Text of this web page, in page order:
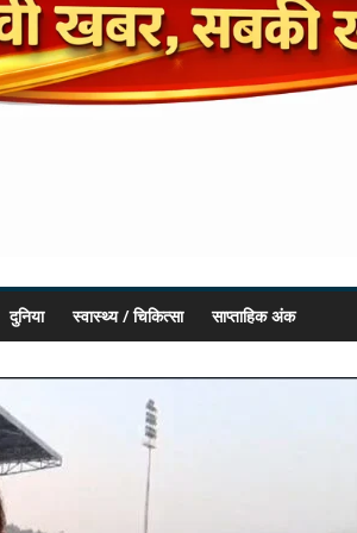
दुनिया स्वास्थ्य / चिकित्सा साप्ताहिक अंक